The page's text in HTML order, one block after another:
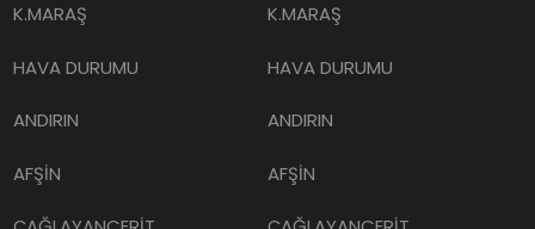
K.MARAŞ
HAVA DURUMU
ANDIRIN
AFŞİN
K.MARAŞ
HAVA DURUMU
ANDIRIN
AFŞİN